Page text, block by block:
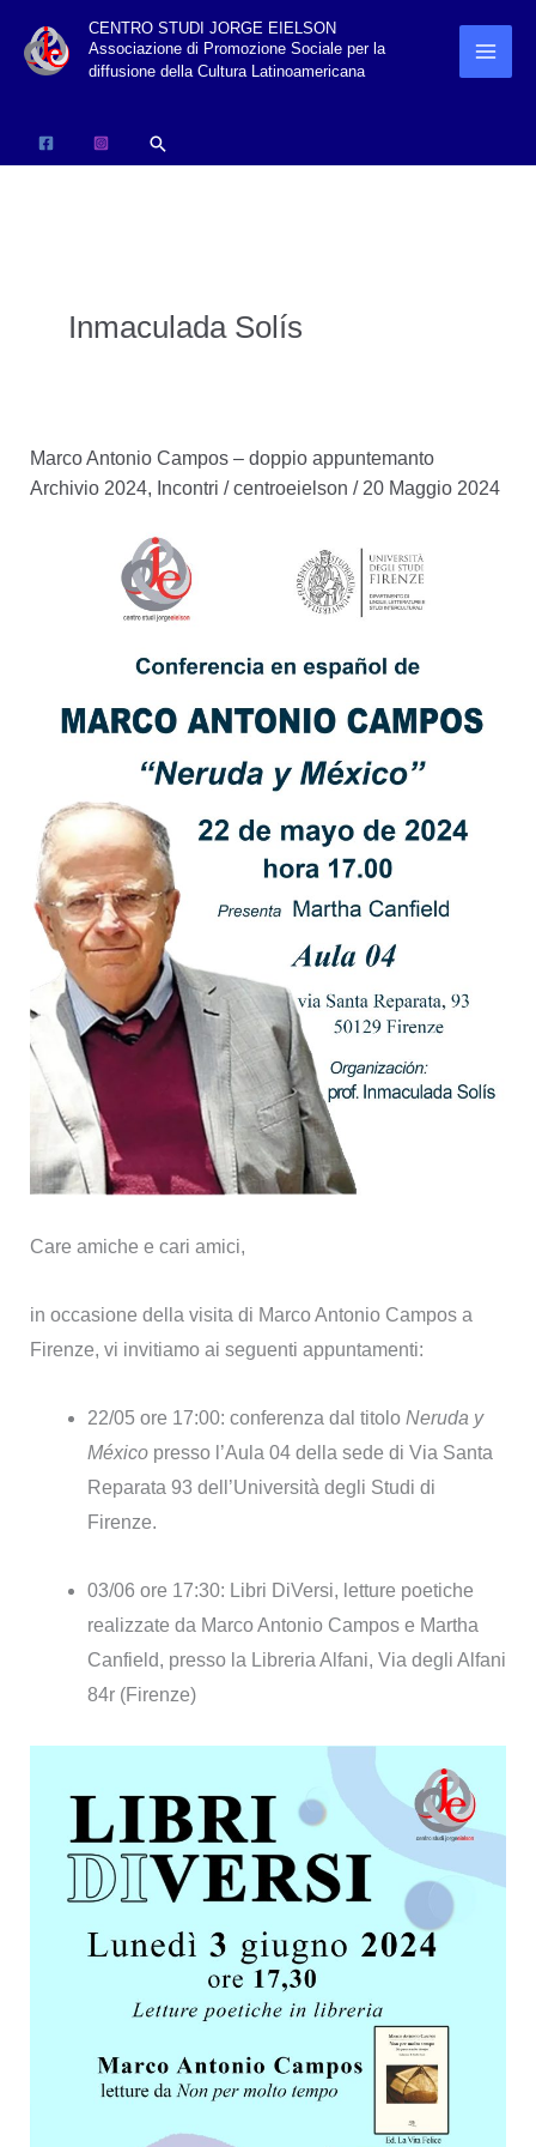
CENTRO STUDI JORGE EIELSON
Associazione di Promozione Sociale per la
diffusione della Cultura Latinoamericana
Cerca
Inmaculada Solís
Marco Antonio Campos – doppio appuntemanto
Archivio 2024, Incontri /centroeielson / 20 Maggio 2024
Care amiche e cari amici,
in occasione della visita di Marco Antonio Campos a
Firenze, vi invitiamo ai seguenti appuntamenti:
22/05 ore 17:00: conferenza dal titolo Neruda y
Méxicopresso l’Aula 04 della sede di Via Santa
Reparata 93 dell’Università degli Studi di
Firenze.
03/06 ore 17:30: Libri DiVersi, letture poetiche
realizzate da Marco Antonio Campos e Martha
Canfield, presso la Libreria Alfani, Via degli Alfani
84r (Firenze)